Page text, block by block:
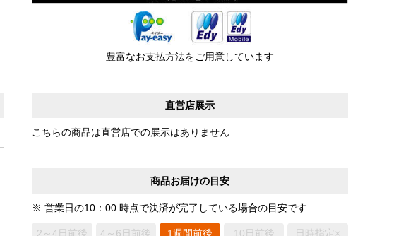
豊富なお支払方法をご用意しています
直営店展示
こちらの商品は直営店での展示はありません
商品お届けの目安
※ 営業日の10：00 時点で決済が完了している場合の目安です
2～4日前後 4～6日前後 1週間前後 10日前後 日時指定×